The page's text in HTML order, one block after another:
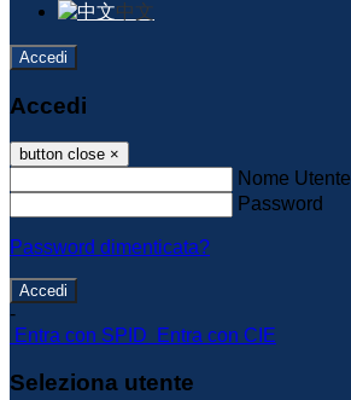
中文
Accedi
Accedi
button close ×
Nome Utente
Password
Password dimenticata?
-
Entra con SPID
Entra con CIE
Seleziona utente